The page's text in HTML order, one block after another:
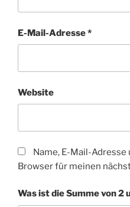
E-Mail-Adresse*
Website
Name, E-Mail-
Browser für meinen
Was ist die Summe von 2